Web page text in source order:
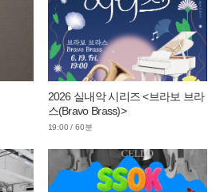
2026 실내악 시리즈 <브라보 브라
스(Bravo Brass)>
19:00 / 60분